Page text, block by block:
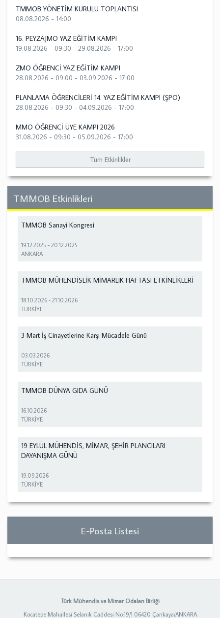
TMMOB YÖNETİM KURULU TOPLANTISI
08.08.2026 - 14:00
16. PEYZAJMO YAZ EĞİTİM KAMPI
19.08.2026 - 09:30 - 29.08.2026 - 17:00
ZMO ÖĞRENCİ YAZ EĞİTİM KAMPI
28.08.2026 - 09:00 - 03.09.2026 - 17:00
PLANLAMA ÖĞRENCİLERİ 14. YAZ EĞİTİM KAMPI (ŞPO)
28.08.2026 - 09:30 - 04.09.2026 - 17:00
MMO ÖĞRENCİ ÜYE KAMPI 2026
31.08.2026 - 09:30 - 05.09.2026 - 17:00
Tüm Etkinlikler
TMMOB Etkinlikleri
TMMOB Sanayi Kongresi
19.12.2025 -20.12.2025
ANKARA
TMMOB MÜHENDİSLİK MİMARLIK HAFTASI ETKİNLİKLERİ
18.10.2026 -21.10.2026
TÜRKİYE
3 Mart İş Cinayetlerine Karşı Mücadele Günü
03.03.2026
TÜRKİYE
TMMOB DÜNYA GIDA GÜNÜ
16.10.2026
TÜRKİYE
19 EYLÜL MÜHENDİS, MİMAR, ŞEHİR PLANCILARI
DAYANIŞMA GÜNÜ
19.09.2026
TÜRKİYE
E-Posta Listesi
Türk Mühendis ve Mimar Odaları Birliği
Kocatepe Mahallesi Selanik Caddesi No:19/1 06420 Çankaya/ANKARA